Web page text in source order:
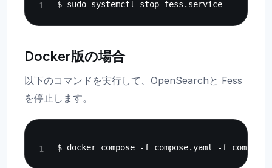
Docker版の場合
以下のコマンドを実行して、OpenSearchと Fess
を停止します。